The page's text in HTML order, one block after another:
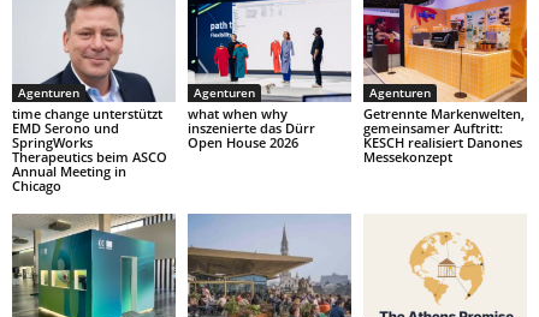
Agenturen
time change unterstützt
EMD Serono und
SpringWorks
Therapeutics beim ASCO
Annual Meeting in
Chicago
Agenturen
what when why
inszenierte das Dürr
Open House 2026
Agenturen
Getrennte Markenwelten,
gemeinsamer Auftritt:
KESCH realisiert Danones
Messekonzept